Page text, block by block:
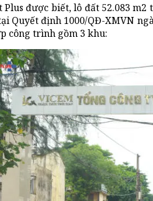
Plus được biết, lô đất 52.083
Quyết định 1000/QĐ-XMVN
công trình gồm 3 khu: